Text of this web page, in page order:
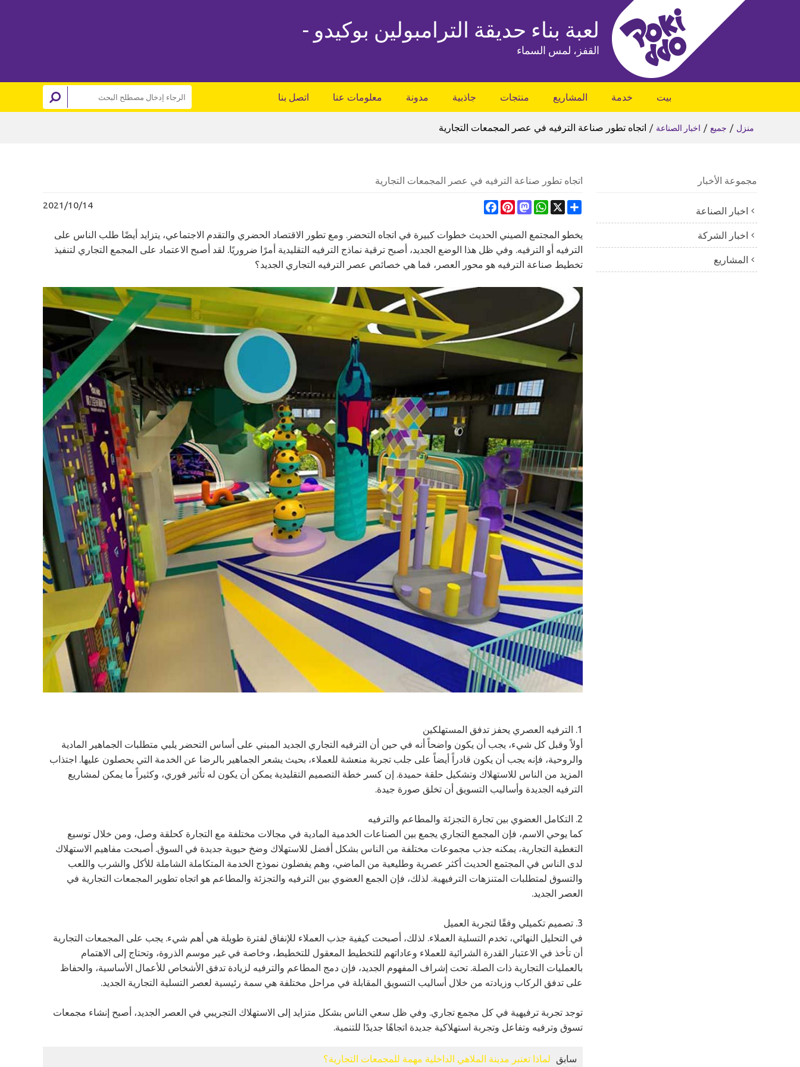
لعبة بناء حديقة الترامبولين بوكيدو -
القفز، لمس السماء
بيت خدمة المشاريع منتجات جاذبية مدونة معلومات عنا اتصل بنا
منزل / جميع / اخبار الصناعة / اتجاه تطور صناعة الترفيه في عصر المجمعات التجارية
مجموعة الأخبار
اخبار الصناعة
اخبار الشركة
المشاريع
اتجاه تطور صناعة الترفيه في عصر المجمعات التجارية
Share
FacebookPinterest
Mastodon
WhatsApp X
2021/10/14
يخطو المجتمع الصيني الحديث خطوات كبيرة في اتجاه التحضر. ومع تطور الاقتصاد الحضري والتقدم الاجتماعي، يتزايد أيضًا طلب الناس على
الترفيه أو الترفيه. وفي ظل هذا الوضع الجديد، أصبح ترقية نماذج الترفيه التقليدية أمرًا ضروريًا. لقد أصبح الاعتماد على المجمع التجاري لتنفيذ
تخطيط صناعة الترفيه هو محور العصر، فما هي خصائص عصر الترفيه التجاري الجديد؟
1. الترفيه العصري يحفز تدفق المستهلكين
أولاً وقبل كل شيء، يجب أن يكون واضحاً أنه في حين أن الترفيه التجاري الجديد المبني على أساس التحضر يلبي متطلبات الجماهير المادية
والروحية، فإنه يجب أن يكون قادراً أيضاً على جلب تجربة منعشة للعملاء، بحيث يشعر الجماهير بالرضا عن الخدمة التي يحصلون عليها. اجتذاب
المزيد من الناس للاستهلاك وتشكيل حلقة حميدة. إن كسر خطة التصميم التقليدية يمكن أن يكون له تأثير فوري، وكثيراً ما يمكن لمشاريع
الترفيه الجديدة وأساليب التسويق أن تخلق صورة جيدة.
2. التكامل العضوي بين تجارة التجزئة والمطاعم والترفيه
كما يوحي الاسم، فإن المجمع التجاري يجمع بين الصناعات الخدمية المادية في مجالات مختلفة مع التجارة كحلقة وصل، ومن خلال توسيع
التغطية التجارية، يمكنه جذب مجموعات مختلفة من الناس بشكل أفضل للاستهلاك وضخ حيوية جديدة في السوق. أصبحت مفاهيم الاستهلاك
لدى الناس في المجتمع الحديث أكثر عصرية وطليعية من الماضي، وهم يفضلون نموذج الخدمة المتكاملة الشاملة للأكل والشرب واللعب
والتسوق لمتطلبات المتنزهات الترفيهية. لذلك، فإن الجمع العضوي بين الترفيه والتجزئة والمطاعم هو اتجاه تطوير المجمعات التجارية في
العصر الجديد.
3. تصميم تكميلي وفقًا لتجربة العميل
في التحليل النهائي، تخدم التسلية العملاء. لذلك، أصبحت كيفية جذب العملاء للإنفاق لفترة طويلة هي أهم شيء. يجب على المجمعات التجارية
أن تأخذ في الاعتبار القدرة الشرائية للعملاء وعاداتهم للتخطيط المعقول للتخطيط، وخاصة في غير موسم الذروة، وتحتاج إلى الاهتمام
بالعمليات التجارية ذات الصلة. تحت إشراف المفهوم الجديد، فإن دمج المطاعم والترفيه لزيادة تدفق الأشخاص للأعمال الأساسية، والحفاظ
على تدفق الركاب وزيادته من خلال أساليب التسويق المقابلة في مراحل مختلفة هي سمة رئيسية لعصر التسلية التجارية الجديد.
توجد تجربة ترفيهية في كل مجمع تجاري. وفي ظل سعي الناس بشكل متزايد إلى الاستهلاك التجريبي في العصر الجديد، أصبح إنشاء مجمعات
تسوق وترفيه وتفاعل وتجربة استهلاكية جديدة اتجاهًا جديدًا للتنمية.
سابق
لماذا تعتبر مدينة الملاهي الداخلية مهمة للمجمعات التجارية؟